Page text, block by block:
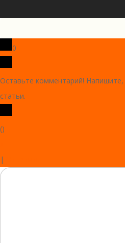
0
Оставьте комментарий!
статьи.
()
|